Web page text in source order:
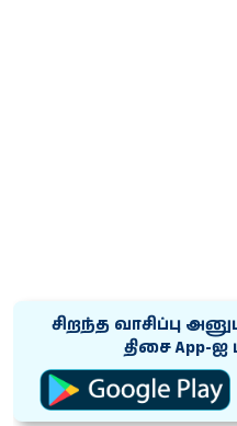
சிறந்த வாசிப்பு
திசை App-ஐ